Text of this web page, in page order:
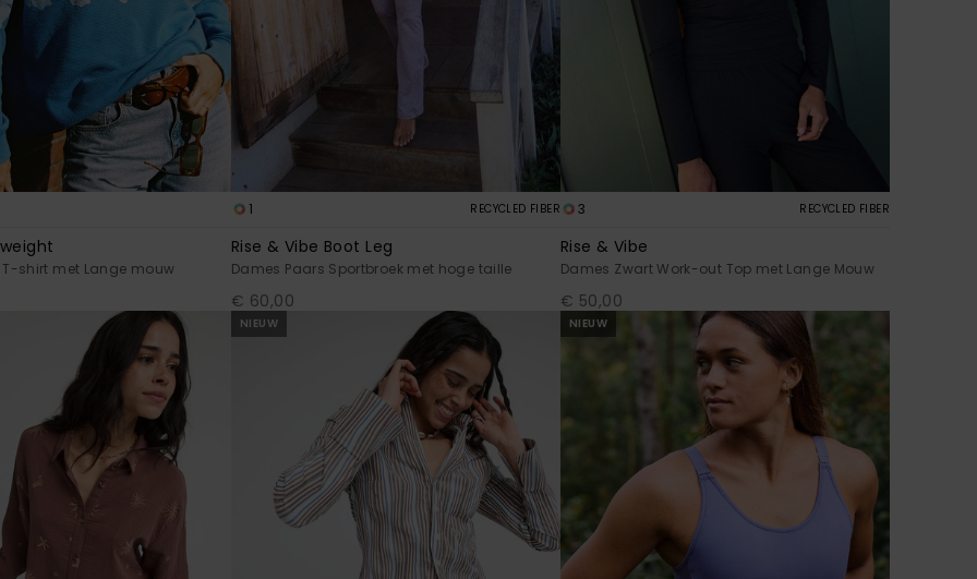
shirt met Lange mouw
1 RECYCLED FIBER
Rise & Vibe Boot Leg
Dames Paars Sportbroek met hoge taille
€ 60,00
3 RECYCLED FIBER
Rise & Vibe
Dames Zwart Work-out Top met Lange Mouw
€ 50,00
NIEUW NIEUW